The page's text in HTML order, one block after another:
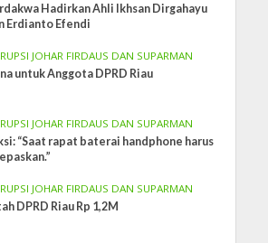
Hadirkan Ahli Ikhsan Dirgahayu
Erdianto Efendi
JOHAR FIRDAUS DAN SUPARMAN
untuk Anggota DPRD Riau
JOHAR FIRDAUS DAN SUPARMAN
“Saat rapat baterai handphone harus
JOHAR FIRDAUS DAN SUPARMAN
DPRD Riau Rp 1,2M